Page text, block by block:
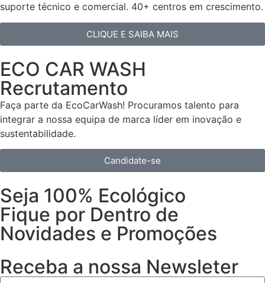
suporte técnico e comercial. 40+ centros em crescimento.
CLIQUE E SAIBA MAIS
ECO CAR WASH
Recrutamento
Faça parte da EcoCarWash! Procuramos talento para
integrar a nossa equipa de marca líder em inovação e
sustentabilidade.
Candidate-se
Seja 100% Ecológico
Fique por Dentro de
Novidades e Promoções
Receba a nossa Newsleter